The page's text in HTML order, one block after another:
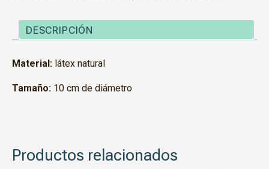
DESCRIPCIÓN
Material: látex natural
Tamaño: 10 cm de diámetro
Productos relacionados